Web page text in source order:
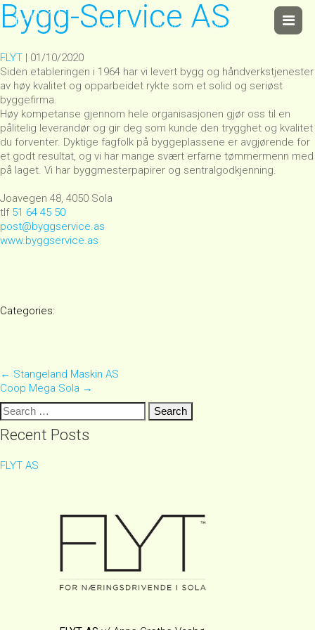
Sammen for et sterkere Sola
Bygg-Service AS
FLYT | 01/10/2020
Siden etableringen i 1964 har vi levert bygg og håndverkstjenester
av høy kvalitet og opparbeidet rykte som et solid og seriøst
byggefirma.
Høy kompetanse gjennom hele organisasjonen gjør oss til en
pålitelig leverandør og gir deg som kunde den trygghet og kvalitet
du forventer. Dyktige fagfolk på byggeplassene er avgjørende for
et godt resultat, og vi har mange svært erfarne tømmermenn med
på laget. Vi har byggmesterpapirer og sentralgodkjenning.
Joavegen 48, 4050 Sola
tlf 51 64 45 50
post@byggservice.as
www.byggservice.as
Categories:
Post
navigation
← Stangeland Maskin AS
Coop Mega Sola →
Search
for:
Recent Posts
FLYT AS